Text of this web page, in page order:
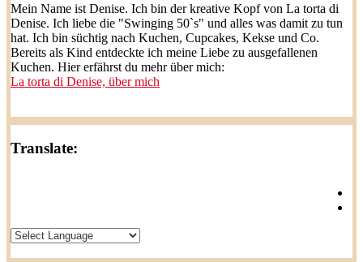
Mein Name ist Denise. Ich bin der kreative Kopf von La torta di
Denise. Ich liebe die "Swinging 50`s" und alles was damit zu tun
hat. Ich bin süchtig nach Kuchen, Cupcakes, Kekse und Co.
Bereits als Kind entdeckte ich meine Liebe zu ausgefallenen
Kuchen. Hier erfährst du mehr über mich:
La torta di Denise, über mich
Translate: